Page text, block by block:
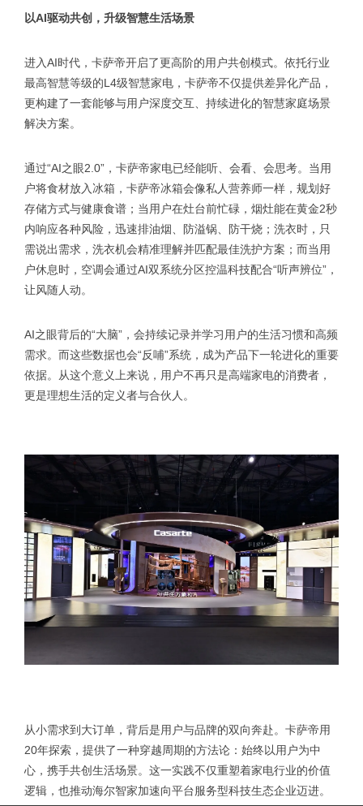
以AI驱动共创，升级智慧生活场景
进入AI时代，卡萨帝开启了更高阶的用户共创模式。依托行业
最高智慧等级的L4级智慧家电，卡萨帝不仅提供差异化产品，
更构建了一套能够与用户深度交互、持续进化的智慧家庭场景
解决方案。
通过“AI之眼2.0”，卡萨帝家电已经能听、会看、会思考。当用
户将食材放入冰箱，卡萨帝冰箱会像私人营养师一样，规划好
存储方式与健康食谱；当用户在灶台前忙碌，烟灶能在黄金2秒
内响应各种风险，迅速排油烟、防溢锅、防干烧；洗衣时，只
需说出需求，洗衣机会精准理解并匹配最佳洗护方案；而当用
户休息时，空调会通过AI双系统分区控温科技配合“听声辨位”，
让风随人动。
AI之眼背后的“大脑”，会持续记录并学习用户的生活习惯和高频
需求。而这些数据也会“反哺”系统，成为产品下一轮进化的重要
依据。从这个意义上来说，用户不再只是高端家电的消费者，
更是理想生活的定义者与合伙人。
从小需求到大订单，背后是用户与品牌的双向奔赴。卡萨帝用
20年探索，提供了一种穿越周期的方法论：始终以用户为中
心，携手共创生活场景。这一实践不仅重塑着家电行业的价值
逻辑，也推动海尔智家加速向平台服务型科技生态企业迈进。